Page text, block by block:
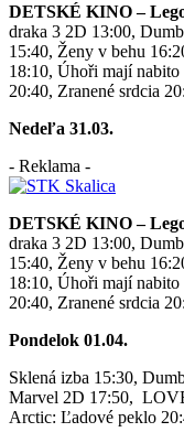
DETSKÉ KINO –
draka 3 2D 13:00,
15:40, Ženy v behu
18:10, Úhoři mají
20:40, Zranené srdcia
Nedeľa 31.03.
- Reklama -
DETSKÉ KINO –
draka 3 2D 13:00,
15:40, Ženy v behu
18:10, Úhoři mají
20:40, Zranené srdcia
Pondelok 01.04.
Sklená izba 15:30,
Marvel 2D 17:50,
Arctic: Ľadové peklo